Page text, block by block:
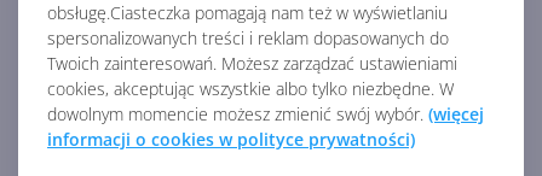
obsługę.Ciasteczka pomagają nam też w wyświetlaniu
spersonalizowanych treści i reklam dopasowanych do
Twoich zainteresowań. Możesz zarządzać ustawieniami
cookies, akceptując wszystkie albo tylko niezbędne. W
dowolnym momencie możesz zmienić swój wybór. (więcej
informacji o cookies w polityce prywatności)
Gracze Minecrafta odtworzyli
spory fragment Nowego Jorku